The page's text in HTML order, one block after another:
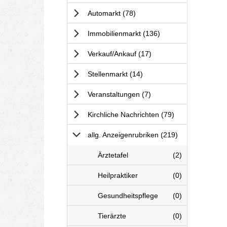
Automarkt (78Anzeigen
)
Immobilienmarkt (136Anzeigen
)
Verkauf/Ankauf (17Anzeigen
)
Stellenmarkt (14Anzeigen
)
Veranstaltungen (7Anzeigen
)
Kirchliche Nachrichten (79Anzeigen
)
allg. Anzeigenrubriken (219Anzeigen
)
a
l
l
g
.
A
n
Ärztetafel (2Anzeigen
)
a
l
l
g
.
Heilpraktiker (0Anzeigen
)
a
l
l
Gesundheitspflege (0Anzeigen
)
a
Tierärzte (0Anzeigen
)